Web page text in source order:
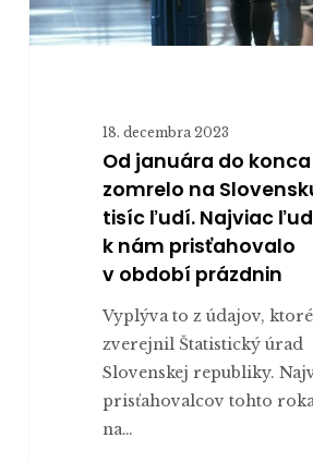
tisíc
prisťahovalo
18. decembra 2023
Od januára do
zomrelo na
tisíc ľudí. Najviac
k nám prisťahovalo
v období prázdnin
Vyplýva to z údajov, ktoré
zverejnil Štatistický úrad
Slovenskej republiky.
prisťahovalcov tohto
na…